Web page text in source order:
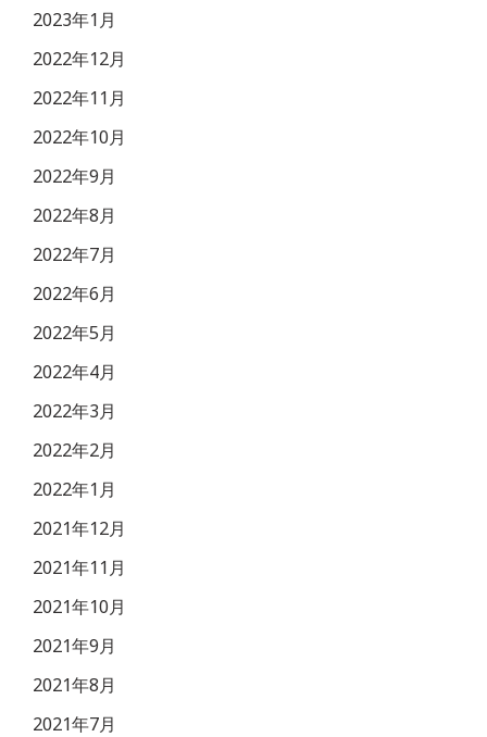
2023年1月
2022年12月
2022年11月
2022年10月
2022年9月
2022年8月
2022年7月
2022年6月
2022年5月
2022年4月
2022年3月
2022年2月
2022年1月
2021年12月
2021年11月
2021年10月
2021年9月
2021年8月
2021年7月